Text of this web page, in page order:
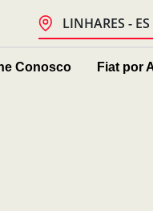
LINHARES - ES
Conosco Fiat por